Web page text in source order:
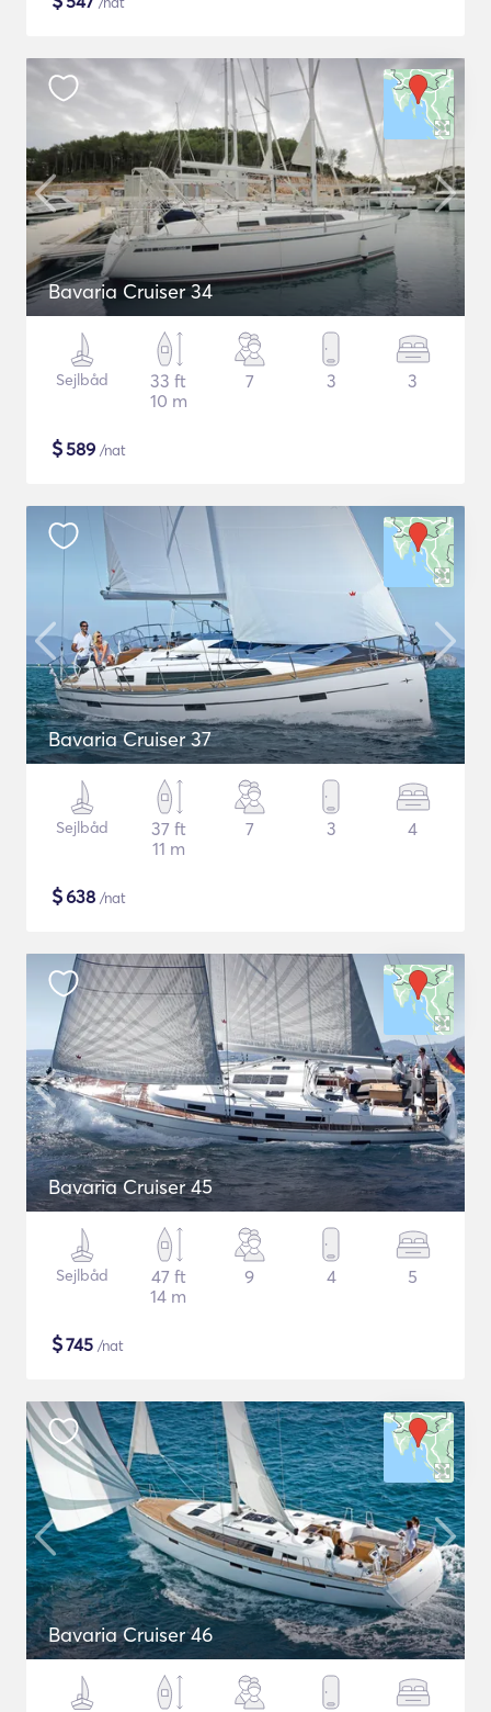
Bavaria Cruiser 34
Sejlbåd
33 ft
10 m
7 3 3
$589 /nat
Bavaria Cruiser 37
Sejlbåd
37 ft
11 m
7 3 4
$638 /nat
Bavaria Cruiser 45
Sejlbåd
47 ft
14 m
9 4 5
$745 /nat
Bavaria Cruiser 46